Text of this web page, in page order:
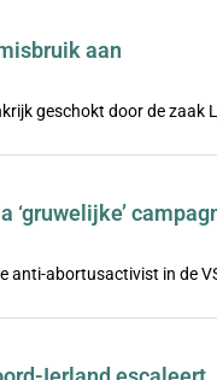
aan
geschokt door de zaak
‘gruwelijke’
anti-abortusactivist in de